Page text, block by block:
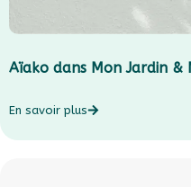
Aïako dans Mon Jardin &
En savoir plus